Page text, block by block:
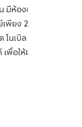
ห้องขนาด 1-2
ยง 200 เมตรและ
นเบิล รีเฟลกซ์
อให้ผู้เชี่ยวชาญ